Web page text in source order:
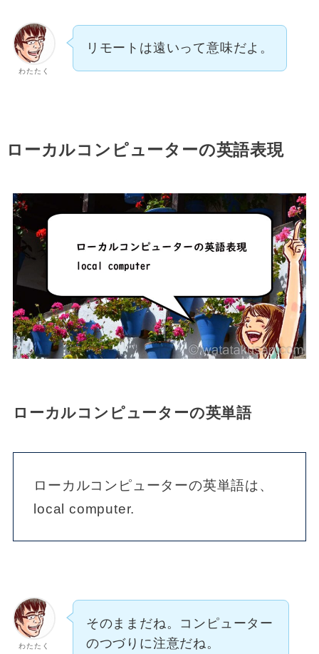
わたたく
リモートは遠いって意味だよ。
ローカルコンピューターの英語表現
ローカルコンピューターの英単語
ローカルコンピューターの英単語は、
local computer.
わたたく
そのままだね。コンピューター
のつづりに注意だね。